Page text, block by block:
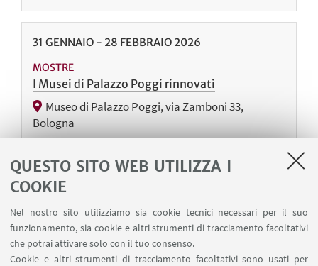
QUESTO SITO WEB UTILIZZA I
COOKIE
Nel nostro sito utilizziamo sia cookie tecnici necessari per il suo
funzionamento, sia cookie e altri strumenti di tracciamento facoltativi
che potrai attivare solo con il tuo consenso.
Cookie e altri strumenti di tracciamento facoltativi sono usati per
31 GENNAIO - 28 FEBBRAIO 2026
MOSTRE
I Musei di Palazzo Poggi rinnovati
Museo di Palazzo Poggi, via Zamboni 33,
Bologna
hanno riaperto al pubblico in una nuova veste.
Entrambe le sedi sono state oggetto di importanti
progetti di riallestimento dei percorsi espositivi